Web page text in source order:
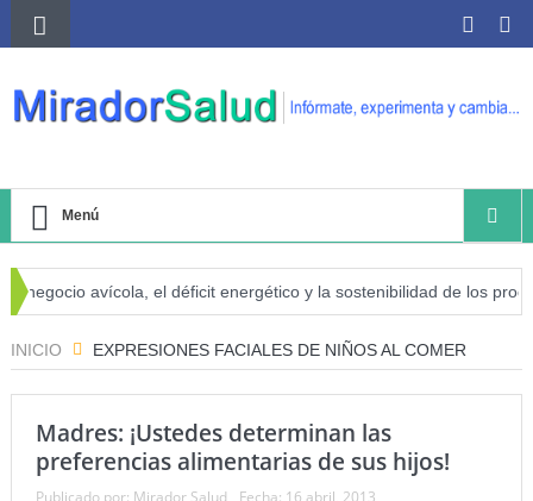
Menú
avícola, el déficit energético y la sostenibilidad de los
INICIO EXPRESIONES FACIALES DE NIÑOS AL COMER
Madres: ¡Ustedes determinan las
preferencias alimentarias de sus hijos!
Publicado por: Mirador Salud Fecha: 16 abril, 2013